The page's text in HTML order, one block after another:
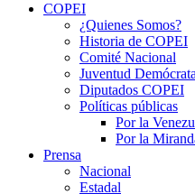
COPEI
¿Quienes Somos?
Historia de COPEI
Comité Nacional
Juventud
Diputados COPEI
Políticas públicas
Por la
Por la
Prensa
Nacional
Estadal